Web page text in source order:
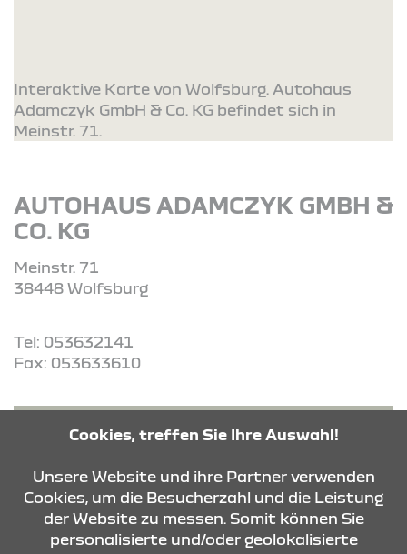
Interaktive Karte von Wolfsburg. Autohaus
Adamczyk GmbH & Co. KG befindet sich in
Meinstr. 71.
AUTOHAUS ADAMCZYK GMBH &
CO. KG
Meinstr. 71
38448 Wolfsburg
Tel: 053632141
Fax: 053633610
ROUTE PLANEN
ANFRAGE SENDEN
KONTAKT & ANFAHRT
Cookies, treffen Sie Ihre Auswahl!
Unsere Website und ihre Partner verwenden
Cookies, um die Besucherzahl und die Leistung
der Website zu messen. Somit können Sie
personalisierte und/oder geolokalisierte